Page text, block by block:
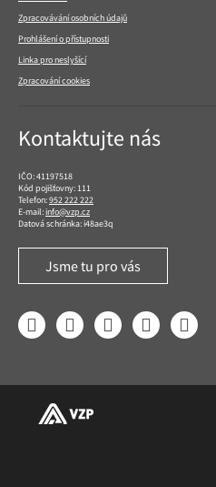
Zpracovávání osobních údajů
Prohlášení o přístupnosti
Linka pro neslyšící
Zpracování cookies
Kontaktujte nás
IČO: 41197518
Kód pojišťovny: 111
Telefon:952 222 222
E-mail:info@vzp.cz
Datová schránka: i48ae3q
Jsme tu pro vás
FacebookLinkedIn YouTube InstagramTwitter